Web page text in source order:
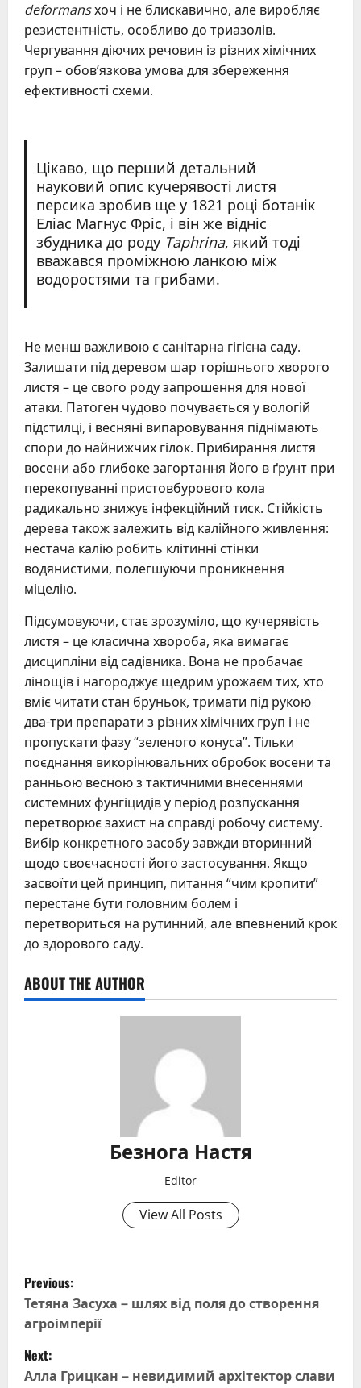
deformansхоч і не блискавично, але виробляє
резистентність, особливо до триазолів.
Чергування діючих речовин із різних хімічних
груп – обов’язкова умова для збереження
ефективності схеми.
Цікаво, що перший детальний
науковий опис кучерявості листя
персика зробив ще у 1821 році ботанік
Еліас Магнус Фріс, і він же відніс
збудника до роду Taphrina, який тоді
вважався проміжною ланкою між
водоростями та грибами.
Не менш важливою є санітарна гігієна саду.
Залишати під деревом шар торішнього хворого
листя – це свого роду запрошення для нової
атаки. Патоген чудово почувається у вологій
підстилці, і весняні випаровування піднімають
спори до найнижчих гілок. Прибирання листя
восени або глибоке загортання його в ґрунт при
перекопуванні пристовбурового кола
радикально знижує інфекційний тиск. Стійкість
дерева також залежить від калійного живлення:
нестача калію робить клітинні стінки
водянистими, полегшуючи проникнення
міцелію.
Підсумовуючи, стає зрозуміло, що кучерявість
листя – це класична хвороба, яка вимагає
дисципліни від садівника. Вона не пробачає
лінощів і нагороджує щедрим урожаєм тих, хто
вміє читати стан бруньок, тримати під рукою
два-три препарати з різних хімічних груп і не
пропускати фазу “зеленого конуса”. Тільки
поєднання викорінювальних обробок восени та
ранньою весною з тактичними внесеннями
системних фунгіцидів у період розпускання
перетворює захист на справді робочу систему.
Вибір конкретного засобу завжди вторинний
щодо своєчасності його застосування. Якщо
засвоїти цей принцип, питання “чим кропити”
перестане бути головним болем і
перетвориться на рутинний, але впевнений крок
до здорового саду.
ABOUT THE AUTHOR
Безнога Настя
Editor
View All Posts
P
o
s
t
Previous:
Тетяна Засуха – шлях від поля до створення
агроімперії
Next:
Алла Грицкан – невидимий архітектор слави